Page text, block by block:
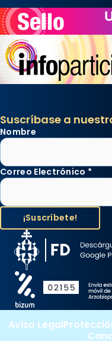
Suscríbase a
Nombre
Correo Electrónico *
Aviso Legal